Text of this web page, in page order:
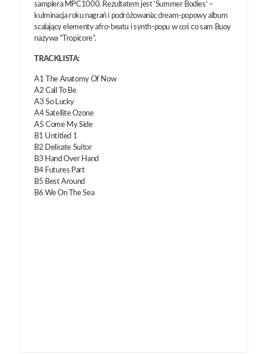
samplera MPC1000. Rezultatem jest ‘Summer Bodies’ –
kulminacja roku nagrań i podróżowania; dream-popowy album
scalający elementy afro-beatu i synth-popu w coś co sam Buoy
nazywa “Tropicore”.
TRACKLISTA:
A1 The Anatomy Of Now
A2 Call To Be
A3 So Lucky
A4 Satellite Ozone
A5 Come My Side
B1 Untitled 1
B2 Delicate Suitor
B3 Hand Over Hand
B4 Futures Part
B5 Best Around
B6 We On The Sea